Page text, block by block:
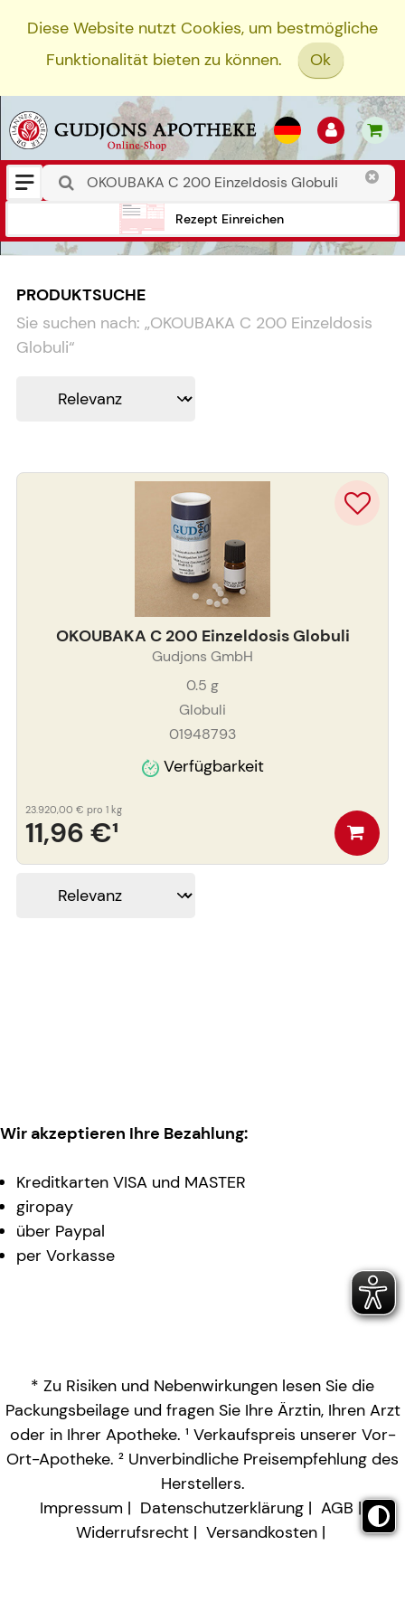
Diese Website nutzt Cookies, um bestmögliche
Funktionalität bieten zu können.
Ok
Rezept Einreichen
PRODUKTSUCHE
Sie suchen nach: „OKOUBAKA C 200 Einzeldosis
Globuli“
OKOUBAKA C 200 Einzeldosis Globuli
Gudjons GmbH
0.5 g
Globuli
01948793
Verfügbarkeit
11,96 €¹
23.920,00 € pro 1 kg
Wir akzeptieren Ihre Bezahlung:
Kreditkarten VISA und MASTER
giropay
über Paypal
per Vorkasse
* Zu Risiken und Nebenwirkungen lesen Sie die
Packungsbeilage und fragen Sie Ihre Ärztin, Ihren Arzt
oder in Ihrer Apotheke. ¹ Verkaufspreis unserer Vor-
Ort-Apotheke. ² Unverbindliche Preisempfehlung des
Herstellers.
Impressum
Datenschutzerklärung
AGB
Widerrufsrecht
Versandkosten